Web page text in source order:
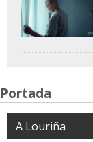
Portada
A Louriña